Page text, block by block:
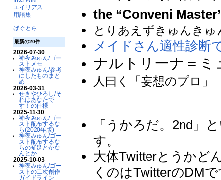
エイリアス
用語集
ばぐとら
最新の20件
2026-07-30
神夜みゅん/ゴー
ストメモ
神夜みゅん/参考
にしたものまと
め
2026-03-31
せきやひろし/そ
れはあなたで
す！の仕様
2025-11-30
神夜みゅん/ゴー
スト配布するな
ら(2020年版)
神夜みゅん/ゴー
スト配布するな
らの補足とかな
んとか
2025-10-03
神夜みゅん/ゴー
ストの二次創作
ガイドライン
the “Conveni
とりあえずきゅんき
メイドさん適性診断
ナルトリーナ＝ミ
人曰く「妄想のプロ」
「うかろだ。2nd」
す。
大体Twitterとうかど
くのはTwitterのDM